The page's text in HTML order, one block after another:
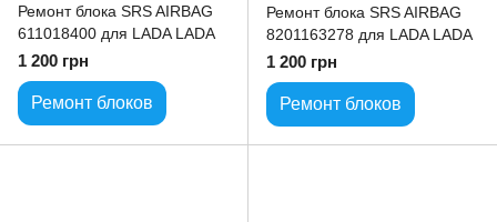
Ремонт блока SRS AIRBAG
611018400 для LADA LADA
1 200 грн
Ремонт блоков
Ремонт блока SRS AIRBAG
8201163278 для LADA LADA
1 200 грн
Ремонт блоков